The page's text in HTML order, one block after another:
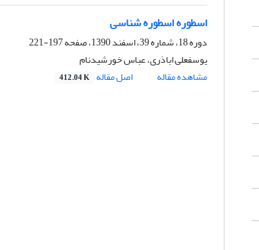
اسطوره اسطوره‏ شناسی
دوره 18، شماره 39، اسفند 1390، صفحه
197-221
یوسفعلی اباذری، عباس خورشیدنام
مشاهده مقاله
اصل مقاله 412.04 K